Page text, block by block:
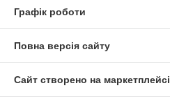
Графік роботи
Повна версія сайту
Сайт створено на маркетплейсі